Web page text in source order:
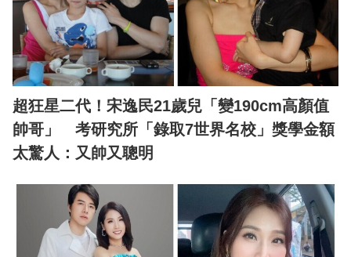
超狂星二代！宋逸民21歲兒「變190cm高顏值
帥哥」 考研究所「錄取7世界名校」獎學金額
太驚人：又帥又聰明